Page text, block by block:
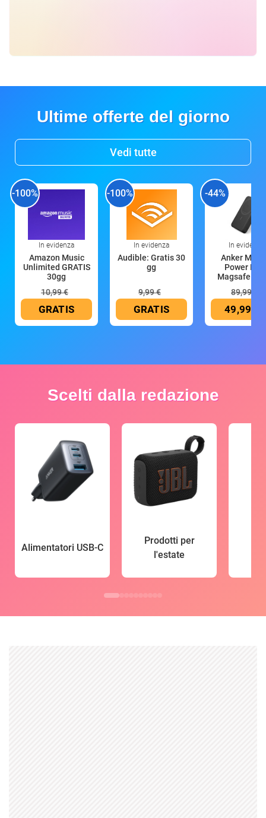
Ultime offerte del giorno
Vedi tutte
-100%
In evidenza
Amazon Music
Unlimited GRATIS
30gg
10,99 €
GRATIS
-100%
In evidenza
Audible: Gratis 30
gg
9,99 €
GRATIS
-44%
In evidenza
Anker
Power
Magsafe
89,99 €
49,99 €
Scelti dalla redazione
Alimentatori USB-C
Prodotti per
l'estate